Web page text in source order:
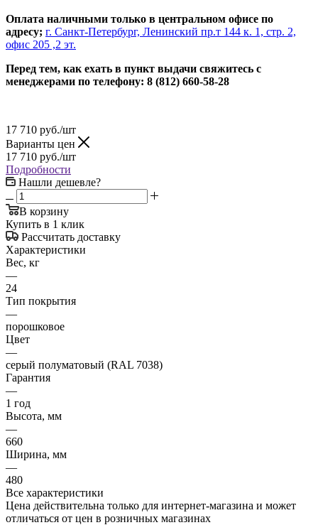
Оплата наличными только в центральном офисе по
адресу; г. Санкт-Петербург, Ленинский пр.т 144 к. 1, стр. 2,
офис 205 ,2 эт.
Перед тем, как ехать в пункт выдачи свяжитесь с
менеджерами по телефону: 8 (812) 660-58-28
17 710 руб./шт
Варианты цен
17 710 руб./шт
Подробности
Нашли дешевле?
В корзину
Купить в 1 клик
Рассчитать доставку
Характеристики
Вес, кг
—
24
Тип покрытия
—
порошковое
Цвет
—
серый полуматовый (RAL 7038)
Гарантия
—
1 год
Высота, мм
—
660
Ширина, мм
—
480
Все характеристики
Цена действительна только для интернет-магазина и может
отличаться от цен в розничных магазинах